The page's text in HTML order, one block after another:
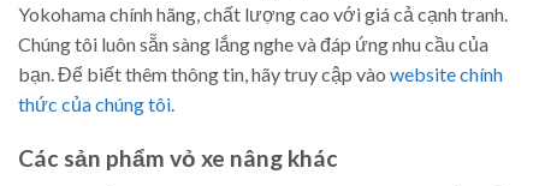
Yokohama chính hãng, chất lượng cao với giá cả cạnh tranh.
Chúng tôi luôn sẵn sàng lắng nghe và đáp ứng nhu cầu của
bạn. Để biết thêm thông tin, hãy truy cập vào website chính
thức của chúng tôi
Các sản phẩm vỏ xe nâng khác